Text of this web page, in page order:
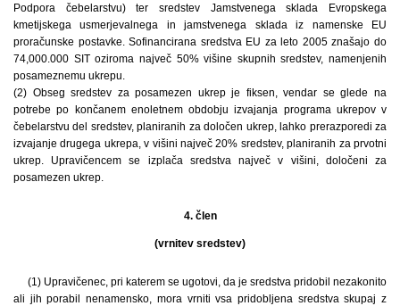
Podpora čebelarstvu) ter sredstev Jamstvenega sklada Evropskega
kmetijskega usmerjevalnega in jamstvenega sklada iz namenske EU
proračunske postavke. Sofinancirana sredstva EU za leto 2005 znašajo do
74,000.000 SIT oziroma največ 50% višine skupnih sredstev, namenjenih
posameznemu ukrepu.
(2) Obseg sredstev za posamezen ukrep je fiksen, vendar se glede na
potrebe po končanem enoletnem obdobju izvajanja programa ukrepov v
čebelarstvu del sredstev, planiranih za določen ukrep, lahko prerazporedi za
izvajanje drugega ukrepa, v višini največ 20% sredstev, planiranih za prvotni
ukrep. Upravičencem se izplača sredstva največ v višini, določeni za
posamezen ukrep.
4. člen
(vrnitev sredstev)
(1) Upravičenec, pri katerem se ugotovi, da je sredstva pridobil nezakonito
ali jih porabil nenamensko, mora vrniti vsa pridobljena sredstva skupaj z